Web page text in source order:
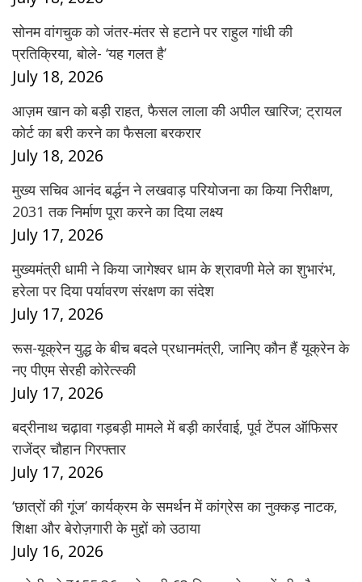
सोनम वांगचुक को जंतर-मंतर से हटाने पर राहुल गांधी की
प्रतिक्रिया, बोले- ‘यह गलत है’
July 18, 2026
आज़म खान को बड़ी राहत, फैसल लाला की अपील खारिज; ट्रायल
कोर्ट का बरी करने का फैसला बरकरार
July 18, 2026
मुख्य सचिव आनंद बर्द्धन ने लखवाड़ परियोजना का किया निरीक्षण,
2031 तक निर्माण पूरा करने का दिया लक्ष्य
July 17, 2026
मुख्यमंत्री धामी ने किया जागेश्वर धाम के श्रावणी मेले का शुभारंभ,
हरेला पर दिया पर्यावरण संरक्षण का संदेश
July 17, 2026
रूस-यूक्रेन युद्ध के बीच बदले प्रधानमंत्री, जानिए कौन हैं यूक्रेन के
नए पीएम सेरही कोरेत्स्की
July 17, 2026
बद्रीनाथ चढ़ावा गड़बड़ी मामले में बड़ी कार्रवाई, पूर्व टेंपल ऑफिसर
राजेंद्र चौहान गिरफ्तार
July 17, 2026
‘छात्रों की गूंज’ कार्यक्रम के समर्थन में कांग्रेस का नुक्कड़ नाटक,
शिक्षा और बेरोज़गारी के मुद्दों को उठाया
July 16, 2026